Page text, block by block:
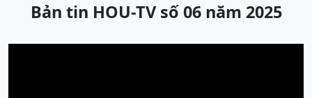
Bản tin HOU-TV số 06 năm 2025